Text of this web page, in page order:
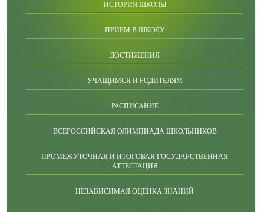
ИСТОРИЯ ШКОЛЫ
ПРИЕМ В ШКОЛУ
ДОСТИЖЕНИЯ
УЧАЩИМСЯ И РОДИТЕЛЯМ
РАСПИСАНИЕ
ВСЕРОССИЙСКАЯ ОЛИМПИАДА ШКОЛЬНИКОВ
ПРОМЕЖУТОЧНАЯ И ИТОГОВАЯ ГОСУДАРСТВЕННАЯ
АТТЕСТАЦИЯ
НЕЗАВИСИМАЯ ОЦЕНКА ЗНАНИЙ